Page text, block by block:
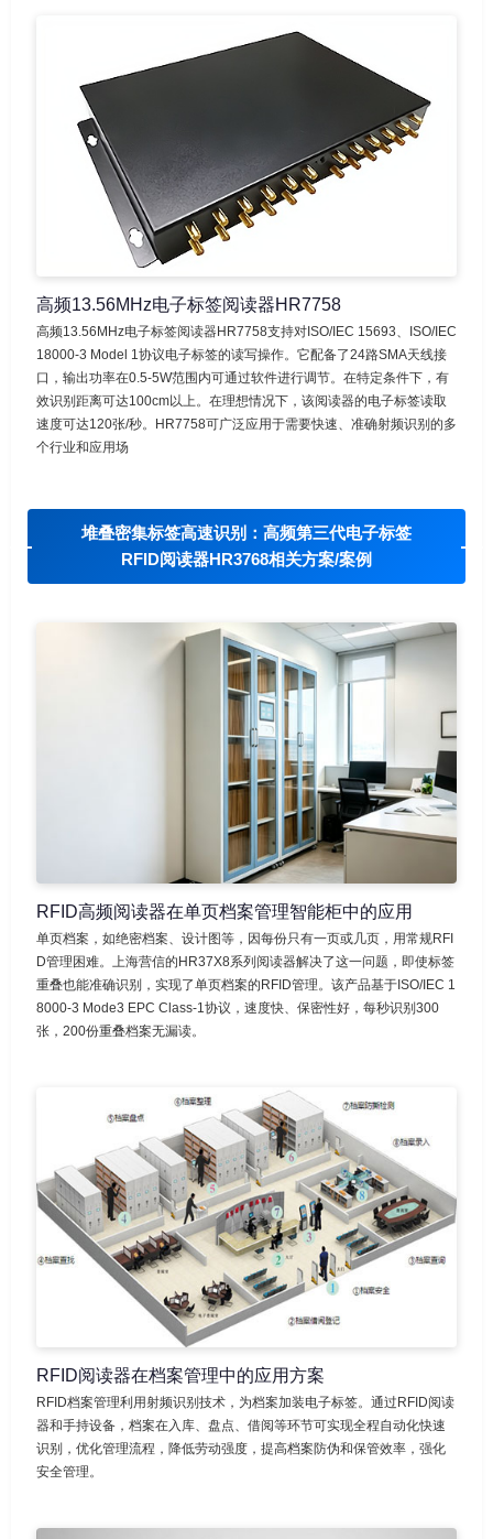
高频13.56MHz电子标签阅读器HR7758
高频13.56MHz电子标签阅读器HR7758支持对ISO/IEC 15693、ISO/IEC
18000-3 Model 1协议电子标签的读写操作。它配备了24路SMA天线接
口，输出功率在0.5-5W范围内可通过软件进行调节。在特定条件下，有
效识别距离可达100cm以上。在理想情况下，该阅读器的电子标签读取
速度可达120张/秒。HR7758可广泛应用于需要快速、准确射频识别的多
个行业和应用场
堆叠密集标签高速识别：高频第三代电子标签
RFID阅读器HR3768相关方案/案例
RFID高频阅读器在单页档案管理智能柜中的应用
单页档案，如绝密档案、设计图等，因每份只有一页或几页，用常规RFI
D管理困难。上海营信的HR37X8系列阅读器解决了这一问题，即使标签
重叠也能准确识别，实现了单页档案的RFID管理。该产品基于ISO/IEC 1
8000-3 Mode3 EPC Class-1协议，速度快、保密性好，每秒识别300
张，200份重叠档案无漏读。
RFID阅读器在档案管理中的应用方案
RFID档案管理利用射频识别技术，为档案加装电子标签。通过RFID阅读
器和手持设备，档案在入库、盘点、借阅等环节可实现全程自动化快速
识别，优化管理流程，降低劳动强度，提高档案防伪和保管效率，强化
安全管理。